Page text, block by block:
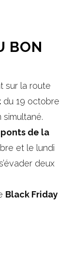
BON
sur la route
du 19 octobre
de la
et le lundi
deux
Black Friday